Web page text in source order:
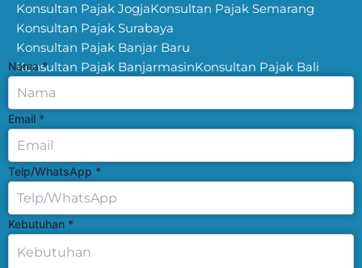
Konsultan Pajak JogjaKonsultan Pajak Semarang
Konsultan Pajak Surabaya
Konsultan Pajak Banjar Baru
Konsultan Pajak BanjarmasinKonsultan Pajak Bali
Nama*
Email *
Telp/WhatsApp *
Kebutuhan *